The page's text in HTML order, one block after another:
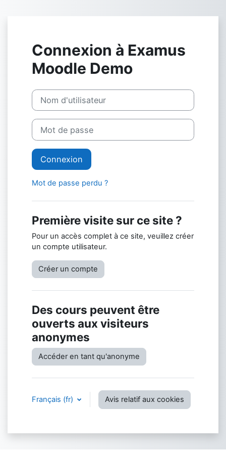
Connexion à Examus
Moodle Demo
Procédure de création de compte
Nom d'utilisateur
Mot de passe
Connexion
Mot de passe perdu ?
Première visite sur ce site ?
Pour un accès complet à ce site, veuillez créer
un compte utilisateur.
Créer un compte
Des cours peuvent être
ouverts aux visiteurs
anonymes
Accéder en tant qu'anonyme
Français ‎(fr)‎ Avis relatif aux cookies